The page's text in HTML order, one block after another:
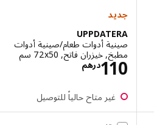
جديد
UPPDATERA
صينية أدوات طعام/صينية أدوات
مطبخ, خيزران فاتح, ‎72x50 سم‏
درهم110 الاسعار درهم
غير متاح حالياً للتوصيل